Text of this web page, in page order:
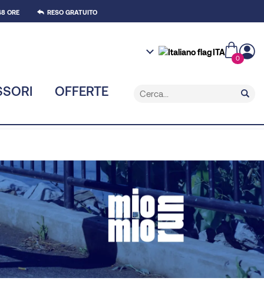
ORE RESO GRATUITO
ITA
0
OFFERTE